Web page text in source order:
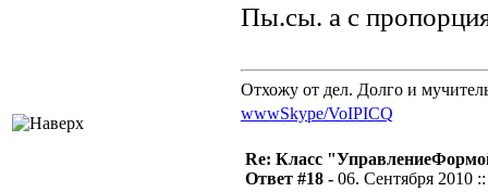
Пы.сы. а с
Отхожу от дел. Долго и
wwwSkype/VoIPICQ
Re: Класс
Ответ #18 - 06. Сентября 2010